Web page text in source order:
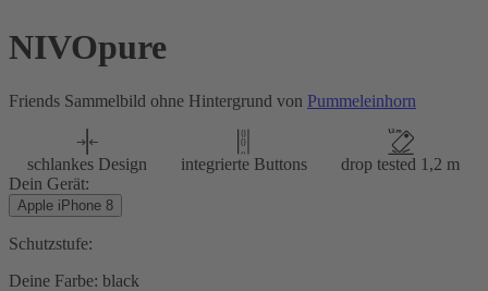
NIVOpure
Friends Sammelbild ohne Hintergrund von Pummeleinhorn
schlankes Design integrierte Buttons
drop tested 1,2 m
Dein Gerät:
Apple iPhone 8
Schutzstufe:
Deine Farbe: black